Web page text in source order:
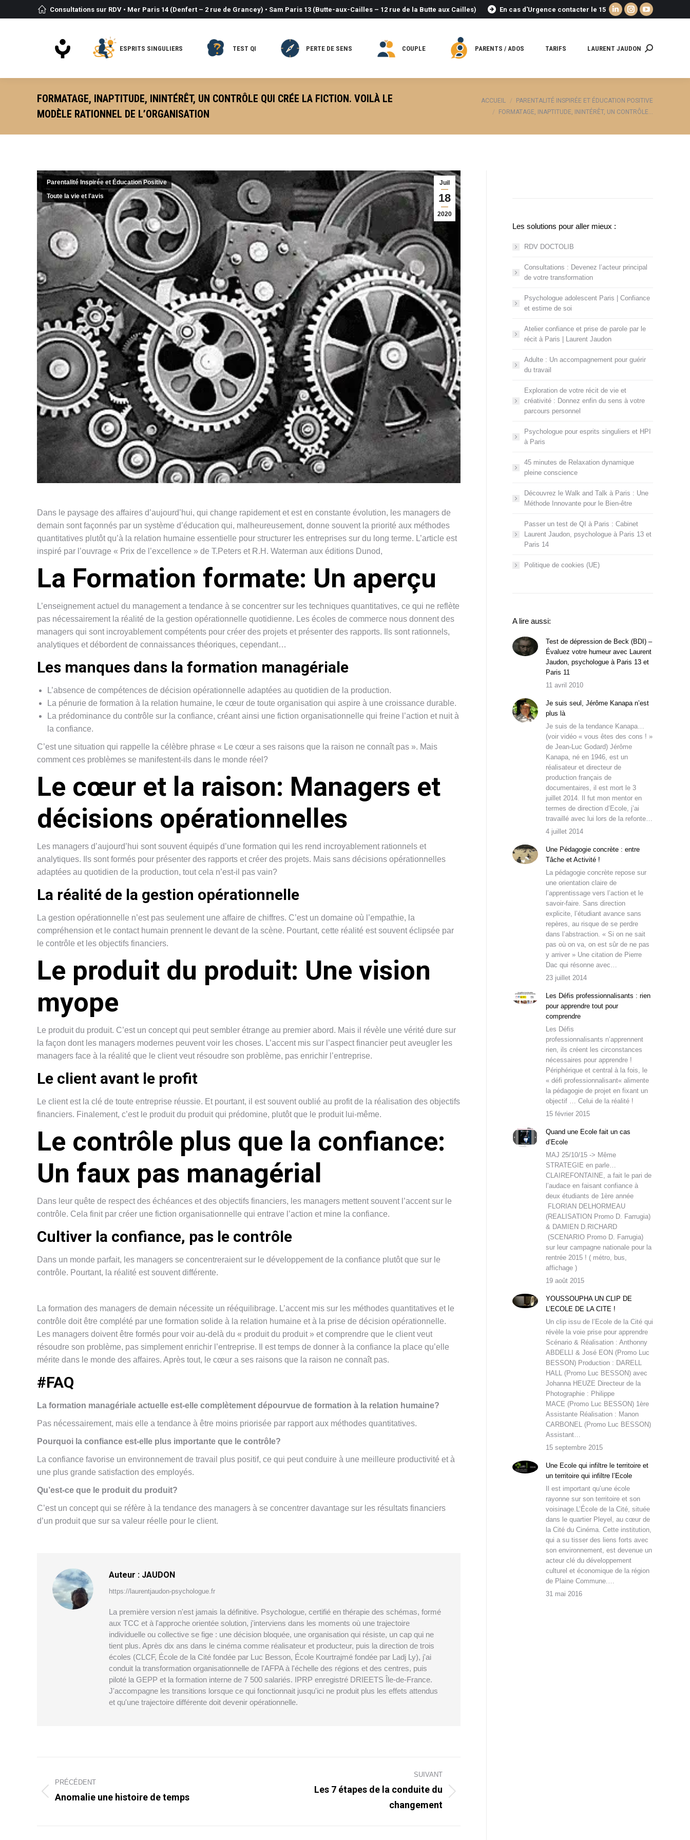
Consultations sur RDV • Mer Paris 14 (Denfert – 2 rue de Grancey) • Sam Paris 13 (Butte-aux-Cailles – 12 rue de la Butte aux Cailles) En cas d'Urgence contacter le 15
La
fenêtre
La
Instagram
fenêtre
La
YouTube
fenêtre
ESPRITS SINGULIERS TEST QI PERTE DE SENS COUPLE PARENTS / ADOS TARIFS LAURENT JAUDON Recherche
FORMATAGE, INAPTITUDE, ININTÉRÊT, UN CONTRÔLE QUI CRÉE LA FICTION. VOILÀ LE
MODÈLE RATIONNEL DE L’ORGANISATION
ACCUEIL
PARENTALITÉ INSPIRÉE ET ÉDUCATION POSITIVE
FORMATAGE, INAPTITUDE, ININTÉRÊT, UN CONTRÔLE…
Juil
18
2020
Parentalité Inspirée et Éducation Positive
Toute la vie et l'avis
Dans le paysage des affaires d’aujourd’hui, qui change rapidement et est en constante évolution, les managers de
demain sont façonnés par un système d’éducation qui, malheureusement, donne souvent la priorité aux méthodes
quantitatives plutôt qu’à la relation humaine essentielle pour structurer les entreprises sur du long terme. L’article est
inspiré par l’ouvrage « Prix de l’excellence » de T.Peters et R.H. Waterman aux éditions Dunod,
La Formation formate: Un aperçu
L’enseignement actuel du management a tendance à se concentrer sur les techniques quantitatives, ce qui ne reflète
pas nécessairement la réalité de la gestion opérationnelle quotidienne. Les écoles de commerce nous donnent des
managers qui sont incroyablement compétents pour créer des projets et présenter des rapports. Ils sont rationnels,
analytiques et débordent de connaissances théoriques, cependant…
Les manques dans la formation managériale
L’absence de compétences de décision opérationnelle adaptées au quotidien de la production.
La pénurie de formation à la relation humaine, le cœur de toute organisation qui aspire à une croissance durable.
La prédominance du contrôle sur la confiance, créant ainsi une fiction organisationnelle qui freine l’action et nuit à
la confiance.
C’est une situation qui rappelle la célèbre phrase « Le cœur a ses raisons que la raison ne connaît pas ». Mais
comment ces problèmes se manifestent-ils dans le monde réel?
Le cœur et la raison: Managers et
décisions opérationnelles
Les managers d’aujourd’hui sont souvent équipés d’une formation qui les rend incroyablement rationnels et
analytiques. Ils sont formés pour présenter des rapports et créer des projets. Mais sans décisions opérationnelles
adaptées au quotidien de la production, tout cela n’est-il pas vain?
La réalité de la gestion opérationnelle
La gestion opérationnelle n’est pas seulement une affaire de chiffres. C’est un domaine où l’empathie, la
compréhension et le contact humain prennent le devant de la scène. Pourtant, cette réalité est souvent éclipsée par
le contrôle et les objectifs financiers.
Le produit du produit: Une vision
myope
Le produit du produit. C’est un concept qui peut sembler étrange au premier abord. Mais il révèle une vérité dure sur
la façon dont les managers modernes peuvent voir les choses. L’accent mis sur l’aspect financier peut aveugler les
managers face à la réalité que le client veut résoudre son problème, pas enrichir l’entreprise.
Le client avant le profit
Le client est la clé de toute entreprise réussie. Et pourtant, il est souvent oublié au profit de la réalisation des objectifs
financiers. Finalement, c’est le produit du produit qui prédomine, plutôt que le produit lui-même.
Le contrôle plus que la confiance:
Un faux pas managérial
Dans leur quête de respect des échéances et des objectifs financiers, les managers mettent souvent l’accent sur le
contrôle. Cela finit par créer une fiction organisationnelle qui entrave l’action et mine la confiance.
Cultiver la confiance, pas le contrôle
Dans un monde parfait, les managers se concentreraient sur le développement de la confiance plutôt que sur le
contrôle. Pourtant, la réalité est souvent différente.
La formation des managers de demain nécessite un rééquilibrage. L’accent mis sur les méthodes quantitatives et le
contrôle doit être complété par une formation solide à la relation humaine et à la prise de décision opérationnelle.
Les managers doivent être formés pour voir au-delà du « produit du produit » et comprendre que le client veut
résoudre son problème, pas simplement enrichir l’entreprise. Il est temps de donner à la confiance la place qu’elle
mérite dans le monde des affaires. Après tout, le cœur a ses raisons que la raison ne connaît pas.
#FAQ
La formation managériale actuelle est-elle complètement dépourvue de formation à la relation humaine?
Pas nécessairement, mais elle a tendance à être moins priorisée par rapport aux méthodes quantitatives.
Pourquoi la confiance est-elle plus importante que le contrôle?
La confiance favorise un environnement de travail plus positif, ce qui peut conduire à une meilleure productivité et à
une plus grande satisfaction des employés.
Qu’est-ce que le produit du produit?
C’est un concept qui se réfère à la tendance des managers à se concentrer davantage sur les résultats financiers
d’un produit que sur sa valeur réelle pour le client.
Auteur : JAUDON
https://laurentjaudon-psychologue.fr
La première version n'est jamais la définitive. Psychologue, certifié en thérapie des schémas, formé
aux TCC et à l'approche orientée solution, j'interviens dans les moments où une trajectoire
individuelle ou collective se fige : une décision bloquée, une organisation qui résiste, un cap qui ne
tient plus. Après dix ans dans le cinéma comme réalisateur et producteur, puis la direction de trois
écoles (CLCF, École de la Cité fondée par Luc Besson, École Kourtrajmé fondée par Ladj Ly), j'ai
conduit la transformation organisationnelle de l'AFPA à l'échelle des régions et des centres, puis
piloté la GEPP et la formation interne de 7 500 salariés. IPRP enregistré DRIEETS Île-de-France.
J'accompagne les transitions lorsque ce qui fonctionnait jusqu'ici ne produit plus les effets attendus
et qu'une trajectoire différente doit devenir opérationnelle.
article
PRÉCÉDENT
Article
Anomalie une histoire de temps
SUIVANT
Les 7 étapes de la conduite du
changement
Les solutions pour aller mieux :
RDV DOCTOLIB
Consultations : Devenez l’acteur principal
de votre transformation
Psychologue adolescent Paris | Confiance
et estime de soi
Atelier confiance et prise de parole par le
récit à Paris | Laurent Jaudon
Adulte : Un accompagnement pour guérir
du travail
Exploration de votre récit de vie et
créativité : Donnez enfin du sens à votre
parcours personnel
Psychologue pour esprits singuliers et HPI
à Paris
45 minutes de Relaxation dynamique
pleine conscience
Découvrez le Walk and Talk à Paris : Une
Méthode Innovante pour le Bien-être
Passer un test de QI à Paris : Cabinet
Laurent Jaudon, psychologue à Paris 13 et
Paris 14
Politique de cookies (UE)
A lire aussi:
Test de dépression de Beck (BDI) –
Évaluez votre humeur avec Laurent
Jaudon, psychologue à Paris 13 et
Paris 11
11 avril 2010
Je suis seul, Jérôme Kanapa n’est
plus là
Je suis de la tendance Kanapa…
(voir vidéo « vous êtes des cons ! »
de Jean-Luc Godard) Jérôme
Kanapa, né en 1946, est un
réalisateur et directeur de
production français de
documentaires, il est mort le 3
juillet 2014. Il fut mon mentor en
termes de direction d’Ecole, j’ai
travaillé avec lui lors de la refonte…
4 juillet 2014
Une Pédagogie concrète : entre
Tâche et Activité !
La pédagogie concrète repose sur
une orientation claire de
l’apprentissage vers l’action et le
savoir-faire. Sans direction
explicite, l’étudiant avance sans
repères, au risque de se perdre
dans l’abstraction. « Si on ne sait
pas où on va, on est sûr de ne pas
y arriver » Une citation de Pierre
Dac qui résonne avec…
23 juillet 2014
Les Défis professionnalisants : rien
pour apprendre tout pour
comprendre
Les Défis
professionnalisants n’apprennent
rien, ils créent les circonstances
nécessaires pour apprendre !
Périphérique et central à la fois, le
« défi professionnalisant« alimente
la pédagogie de projet en fixant un
objectif … Celui de la réalité !
15 février 2015
Quand une Ecole fait un cas
d’Ecole
MAJ 25/10/15 -> Même
STRATEGIE en parle…
CLAIREFONTAINE, a fait le pari de
l’audace en faisant confiance à
deux étudiants de 1ère année
FLORIAN DELHORMEAU
(REALISATION Promo D. Farrugia)
& DAMIEN D.RICHARD
(SCENARIO Promo D. Farrugia)
sur leur campagne nationale pour la
rentrée 2015 ! ( métro, bus,
affichage )
19 août 2015
YOUSSOUPHA UN CLIP DE
L’ECOLE DE LA CITE !
Un clip issu de l’Ecole de la Cité qui
révèle la voie prise pour apprendre
Scénario & Réalisation : Anthonny
ABDELLI & José EON (Promo Luc
BESSON) Production : DARELL
HALL (Promo Luc BESSON) avec
Johanna HEUZE Directeur de la
Photographie : Philippe
MACE (Promo Luc BESSON) 1ère
Assistante Réalisation : Manon
CARBONEL (Promo Luc BESSON)
Assistant…
15 septembre 2015
Une Ecole qui infiltre le territoire et
un territoire qui infiltre l’Ecole
Il est important qu’une école
rayonne sur son territoire et son
voisinage.L’École de la Cité, située
dans le quartier Pleyel, au cœur de
la Cité du Cinéma. Cette institution,
qui a su tisser des liens forts avec
son environnement, est devenue un
acteur clé du développement
culturel et économique de la région
de Plaine Commune.…
31 mai 2016